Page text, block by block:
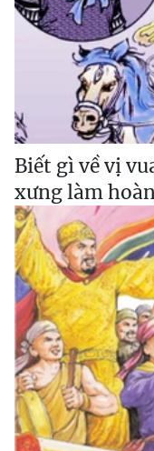
Biết gì về vị
xưng làm